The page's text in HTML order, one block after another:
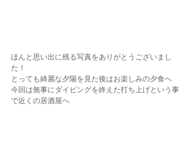
ほんと思い出に残る写真をありがとうございまし
た！
とっても綺麗な夕陽を見た後はお楽しみの夕食へ
今回は無事にダイビングを終えた打ち上げという事
で近くの居酒屋へ